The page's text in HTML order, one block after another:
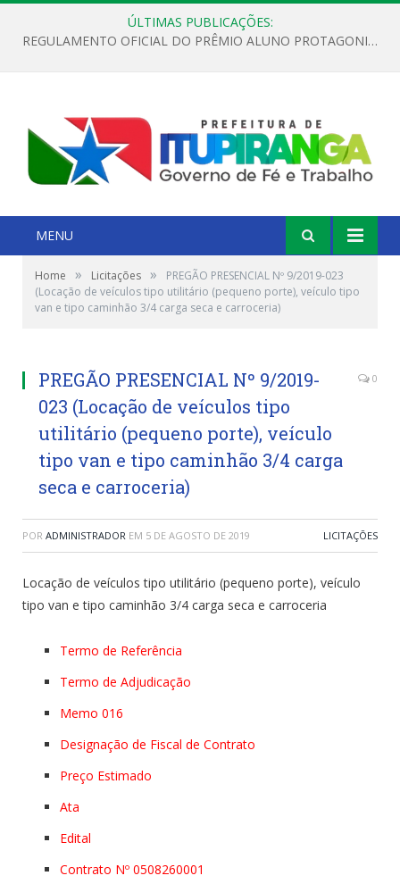
ÚLTIMAS PUBLICAÇÕES:
REGULAMENTO OFICIAL DO PRÊMIO ALUNO PROTAGONISTA – EDIÇÃO 2026
MENU
Home » Licitações »
PREGÃO PRESENCIAL Nº 9/2019-023
(Locação de veículos tipo utilitário (pequeno porte), veículo tipo
van e tipo caminhão 3/4 carga seca e carroceria)
PREGÃO PRESENCIAL Nº 9/2019-
023 (Locação de veículos tipo
utilitário (pequeno porte), veículo
tipo van e tipo caminhão 3/4 carga
seca e carroceria)
0
POR ADMINISTRADOR EM 5 DE AGOSTO DE 2019 LICITAÇÕES
Locação de veículos tipo utilitário (pequeno porte), veículo
tipo van e tipo caminhão 3/4 carga seca e carroceria
Termo de Referência
Termo de Adjudicação
Memo 016
Designação de Fiscal de Contrato
Preço Estimado
Ata
Edital
Contrato Nº 0508260001